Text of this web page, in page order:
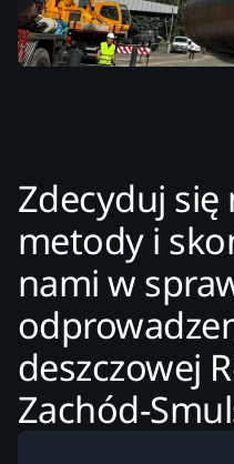
Zdecyduj
metody i
nami w
deszczowej
Zachód-